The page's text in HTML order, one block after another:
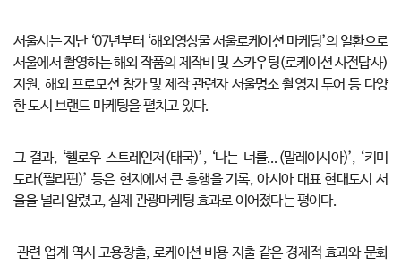
서울시는 지난 ‘07년부터 ‘해외영상물 서울로케이션 마케팅’의 일환으로
서울에서 촬영하는 해외 작품의 제작비 및 스카우팅(로케이션 사전답사)
지원, 해외 프로모션 참가 및 제작 관련자 서울명소 촬영지 투어 등 다양
한 도시 브랜드 마케팅을 펼치고 있다.
그 결과, ‘헬로우 스트레인저(태국)’, ‘나는 너를...(말레이시아)’, ‘키미
도라(필리핀)’ 등은 현지에서 큰 흥행을 기록, 아시아 대표 현대도시 서
울을 널리 알렸고, 실제 관광마케팅 효과로 이어졌다는 평이다.
관련 업계 역시 고용창출, 로케이션 비용 지출 같은 경제적 효과와 문화